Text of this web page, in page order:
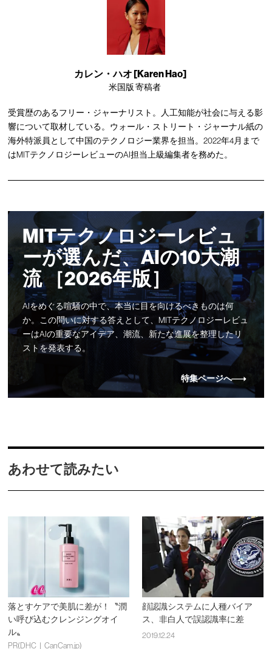
カレン・ハオ [Karen Hao]
米国版 寄稿者
受賞歴のあるフリー・ジャーナリスト。人工知能が社会に与える影
響について取材している。ウォール・ストリート・ジャーナル紙の
海外特派員として中国のテクノロジー業界を担当。2022年4月まで
はMITテクノロジーレビューのAI担当上級編集者を務めた。
MITテクノロジーレビュ
ーが選んだ、AIの10大潮
流 ［2026年版］
AIをめぐる喧騒の中で、本当に目を向けるべきものは何
か。この問いに対する答えとして、MITテクノロジーレビュ
ーはAIの重要なアイデア、潮流、新たな進展を整理したリ
ストを発表する。
特集ページへ
あわせて読みたい
落とすケアで美肌に差が！〝潤
い呼び込むクレンジングオイ
ル〟
PR(DHC｜CanCam.jp)
顔認識システムに人種バイア
ス、非白人で誤認識率に差
2019.12.24